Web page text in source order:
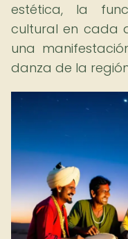
estética, la
cultural en cada
una
danza de la